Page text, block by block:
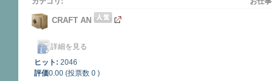
CRAFT AN
詳細を見る
ヒット: 2046
評価0.00 (投票数 0 )